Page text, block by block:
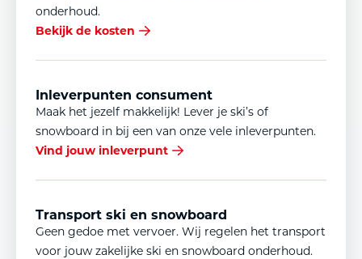
onderhoud.
Bekijk de kosten
Inleverpunten consument
Maak het jezelf makkelijk! Lever je ski’s of
snowboard in bij een van onze vele inleverpunten.
Vind jouw inleverpunt
Transport ski en snowboard
Geen gedoe met vervoer. Wij regelen het transport
voor jouw zakelijke ski en snowboard onderhoud.